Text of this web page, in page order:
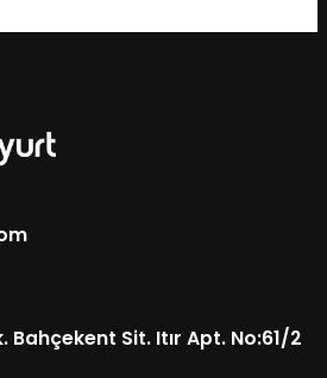
Bahçekent Sit. Itır Apt. No:61/2